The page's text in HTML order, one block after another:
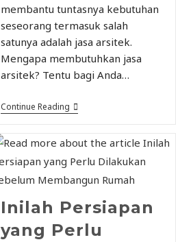
membantu tuntasnya kebutuhan
seseorang termasuk salah
satunya adalah jasa arsitek.
Mengapa membutuhkan jasa
arsitek? Tentu bagi Anda…
Continue Reading
Inilah Persiapan
yang Perlu